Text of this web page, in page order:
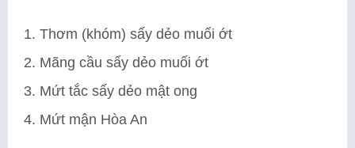
Thơm (khóm) sấy dẻo muối ớt
Mãng cầu sấy dẻo muối ớt
Mứt tắc sấy dẻo mật ong
Mứt mận Hòa An